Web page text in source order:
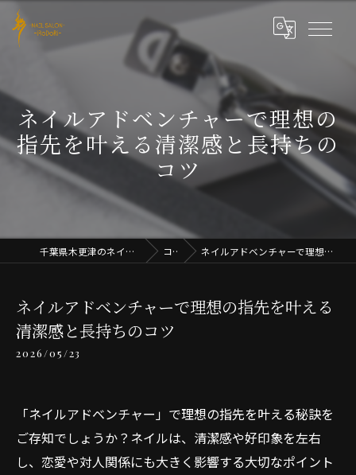
ネイルアドベンチャーで理想の
指先を叶える清潔感と長持ちの
コツ
千葉県木更津のネイルならNAIL SALON iRoDoRi コラム ネイルアドベンチャーで理想の指先を叶える清潔感と長持ちのコツ
ネイルアドベンチャーで理想の指先を叶える
清潔感と長持ちのコツ
2026/05/23
「ネイルアドベンチャー」で理想の指先を叶える秘訣を
ご存知でしょうか？ネイルは、清潔感や好印象を左右
し、恋愛や対人関係にも大きく影響する大切なポイント